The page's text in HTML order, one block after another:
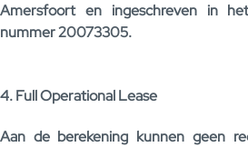
Amersfoort en ingeschreven in
nummer 20073305.
4. Full Operational Lease
Aan de berekening kunnen geen